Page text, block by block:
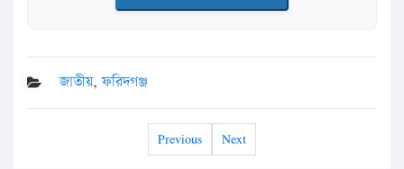
জাতীয়,ফরিদগঞ্জ
Previous Next